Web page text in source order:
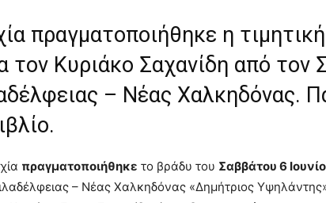
πραγματοποιήθηκε η
τον Κυριάκο Σαχανίδη από
– Νέας Χαλκηδόνας.
πραγματοποιήθηκε το βράδυ του Σαββάτου 6
– Νέας Χαλκηδόνας «Δημήτριος Υψηλάντης»